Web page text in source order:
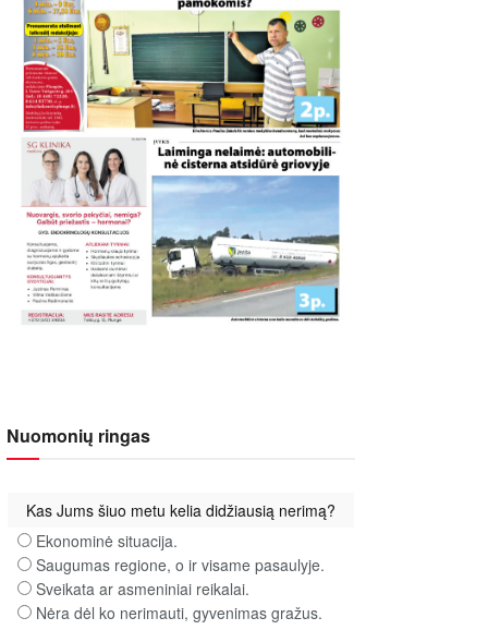
Nuomonių ringas
Kas Jums šiuo metu kelia didžiausią nerimą?
Ekonominė situacija.
Saugumas regione, o ir visame pasaulyje.
Sveikata ar asmeniniai reikalai.
Nėra dėl ko nerimauti, gyvenimas gražus.